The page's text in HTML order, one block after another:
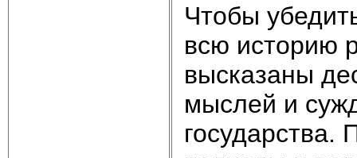
Чтобы
всю историю
высказаны
мыслей и
государства.